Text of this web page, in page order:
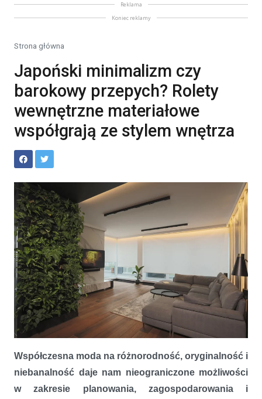
Reklama
Koniec reklamy
Strona główna
Japoński minimalizm czy
barokowy przepych? Rolety
wewnętrzne materiałowe
współgrają ze stylem wnętrza
materiałowe współgrają ze stylem wnętrza
Współczesna moda na różnorodność, oryginalność i
niebanalność daje nam nieograniczone możliwości
w zakresie planowania, zagospodarowania i